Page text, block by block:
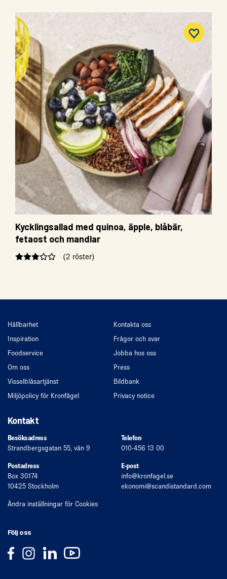
Kycklingsallad med quinoa, äpple, blåbär,
fetaost och mandlar
(2 röster)
Hållbarhet
Inspiration
Foodservice
Om oss
Visselblåsartjänst
Miljöpolicy för Kronfågel
Kontakta oss
Frågor och svar
Jobba hos oss
Press
Bildbank
Privacy notice
Kontakt
Besöksadress
Strandbergsgatan 55, vån 9
Telefon
010-456 13 00
Postadress
Box 30174
10425 Stockholm
Ändra inställningar för Cookies
E-post
info@kronfagel.se
ekonomi@scandistandard.com
Följ oss